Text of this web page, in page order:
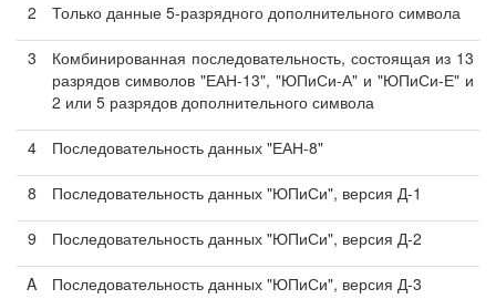
2 Только данные 5-разрядного дополнительного символа
3
Комбинированная последовательность, состоящая из 13
разрядов символов "ЕАН-13", "ЮПиСи-А" и "ЮПиСи-Е" и
2 или 5 разрядов дополнительного символа
4 Последовательность данных "ЕАН-8"
8 Последовательность данных "ЮПиСи", версия Д-1
9 Последовательность данных "ЮПиСи", версия Д-2
A Последовательность данных "ЮПиСи", версия Д-3